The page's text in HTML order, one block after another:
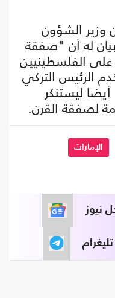
وزير الشؤون
بيان له أن "صفقة
على الفلسطينيين
الرئيس التركي
ليستنكر
لصفقة القرن.
الإمارات
نيوز